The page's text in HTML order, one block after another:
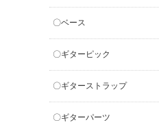
〇ベース
〇ギターピック
〇ギターストラップ
〇ギターパーツ